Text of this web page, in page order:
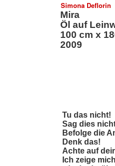
Simona Deflorin
Mira
Öl auf
100 cm x
2009
Tu das nicht!
Sag dies
Befolge die
Denk das!
Achte auf
Ich zeige